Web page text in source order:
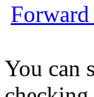
Forward
You can